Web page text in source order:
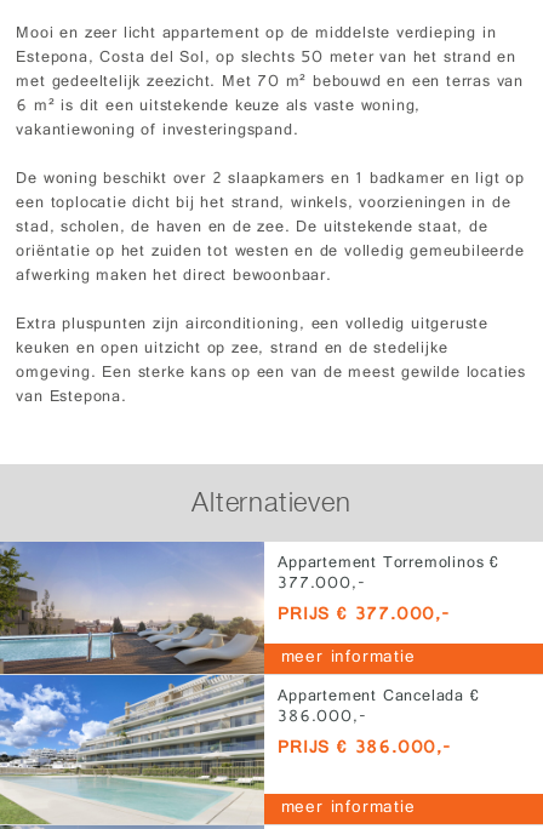
Mooi en zeer licht appartement op de middelste verdieping in
Estepona, Costa del Sol, op slechts 50 meter van het strand en
met gedeeltelijk zeezicht. Met 70 m² bebouwd en een terras van
6 m² is dit een uitstekende keuze als vaste woning,
vakantiewoning of investeringspand.
De woning beschikt over 2 slaapkamers en 1 badkamer en ligt op
een toplocatie dicht bij het strand, winkels, voorzieningen in de
stad, scholen, de haven en de zee. De uitstekende staat, de
oriëntatie op het zuiden tot westen en de volledig gemeubileerde
afwerking maken het direct bewoonbaar.
Extra pluspunten zijn airconditioning, een volledig uitgeruste
keuken en open uitzicht op zee, strand en de stedelijke
omgeving. Een sterke kans op een van de meest gewilde locaties
van Estepona.
Alternatieven
Appartement Torremolinos €
377.000,-
PRIJS € 377.000,-
meer informatie
Appartement Cancelada €
386.000,-
PRIJS € 386.000,-
meer informatie